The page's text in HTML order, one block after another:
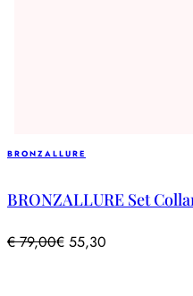
BRONZALLURE
BRONZALLURE Set
€79,00€ 55,30